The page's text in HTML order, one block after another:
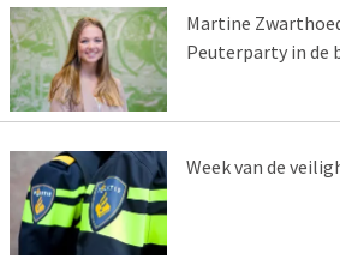
Martine
Peuterparty in de
Week van de